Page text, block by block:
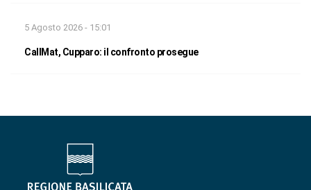
5 Agosto 2026 - 15:01
CallMat, Cupparo: il confronto prosegue